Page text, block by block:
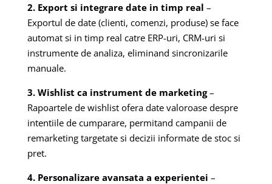
2. Export si integrare date in timp real –
Exportul de date (clienti, comenzi, produse) se face
automat si in timp real catre ERP-uri, CRM-uri si
instrumente de analiza, eliminand sincronizarile
manuale.
3. Wishlist ca instrument de marketing–
Rapoartele de wishlist ofera date valoroase despre
intentiile de cumparare, permitand campanii de
remarketing targetate si decizii informate de stoc si
pret.
4. Personalizare avansata a experientei –